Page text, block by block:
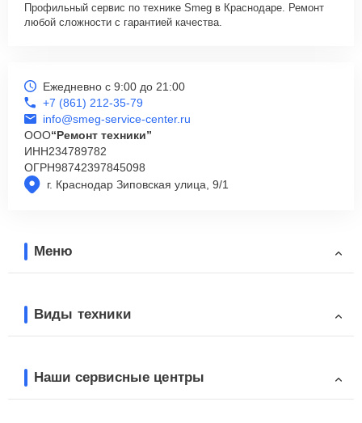
Профильный сервис по технике Smeg в Краснодаре. Ремонт
любой сложности с гарантией качества.
г. Краснодар Зиповская улица, 9/1
Ежедневно с 9:00 до 21:00
+7 (861) 212-35-79
info@smeg-service-center.ru
ООО“Ремонт техники”
ИНН234789782
ОГРН98742397845098
Меню
Виды техники
Наши сервисные центры